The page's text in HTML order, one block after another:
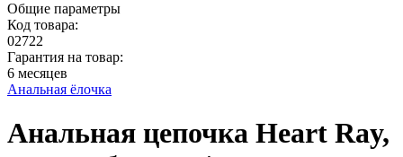
Общие параметры
Код товара:
02722
Гарантия на товар:
6 месяцев
Анальная ёлочка
Анальная цепочка Heart Ray,